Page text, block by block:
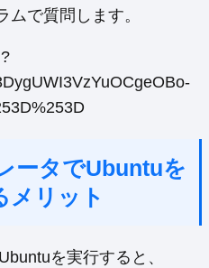
ムで質問します。
ータでUbuntuを
メリット
を実行すると、